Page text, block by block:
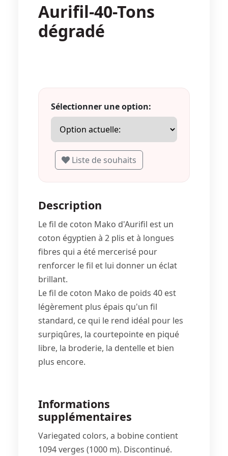
Aurifil-40-Tons
dégradé
Sélectionner une option:
Liste de souhaits
Description
Le fil de coton Mako d'Aurifil est un
coton égyptien à 2 plis et à longues
fibres qui a été mercerisé pour
renforcer le fil et lui donner un éclat
brillant.
Le fil de coton Mako de poids 40 est
légèrement plus épais qu'un fil
standard, ce qui le rend idéal pour les
surpiqûres, la courtepointe en piqué
libre, la broderie, la dentelle et bien
plus encore.
Informations
supplémentaires
Variegated colors, a bobine contient
1094 verges (1000 m). Discontinué.